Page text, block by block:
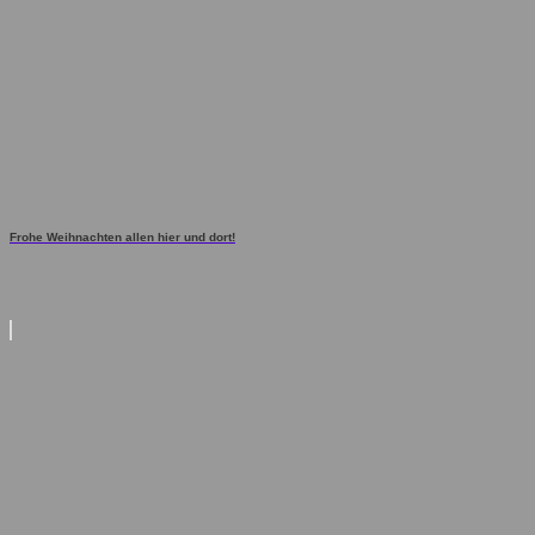
Frohe Weihnachten allen hier und dort!